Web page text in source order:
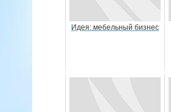
Идея: мебельный бизнес